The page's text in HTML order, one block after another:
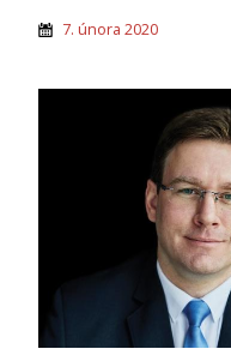
7. února 2020